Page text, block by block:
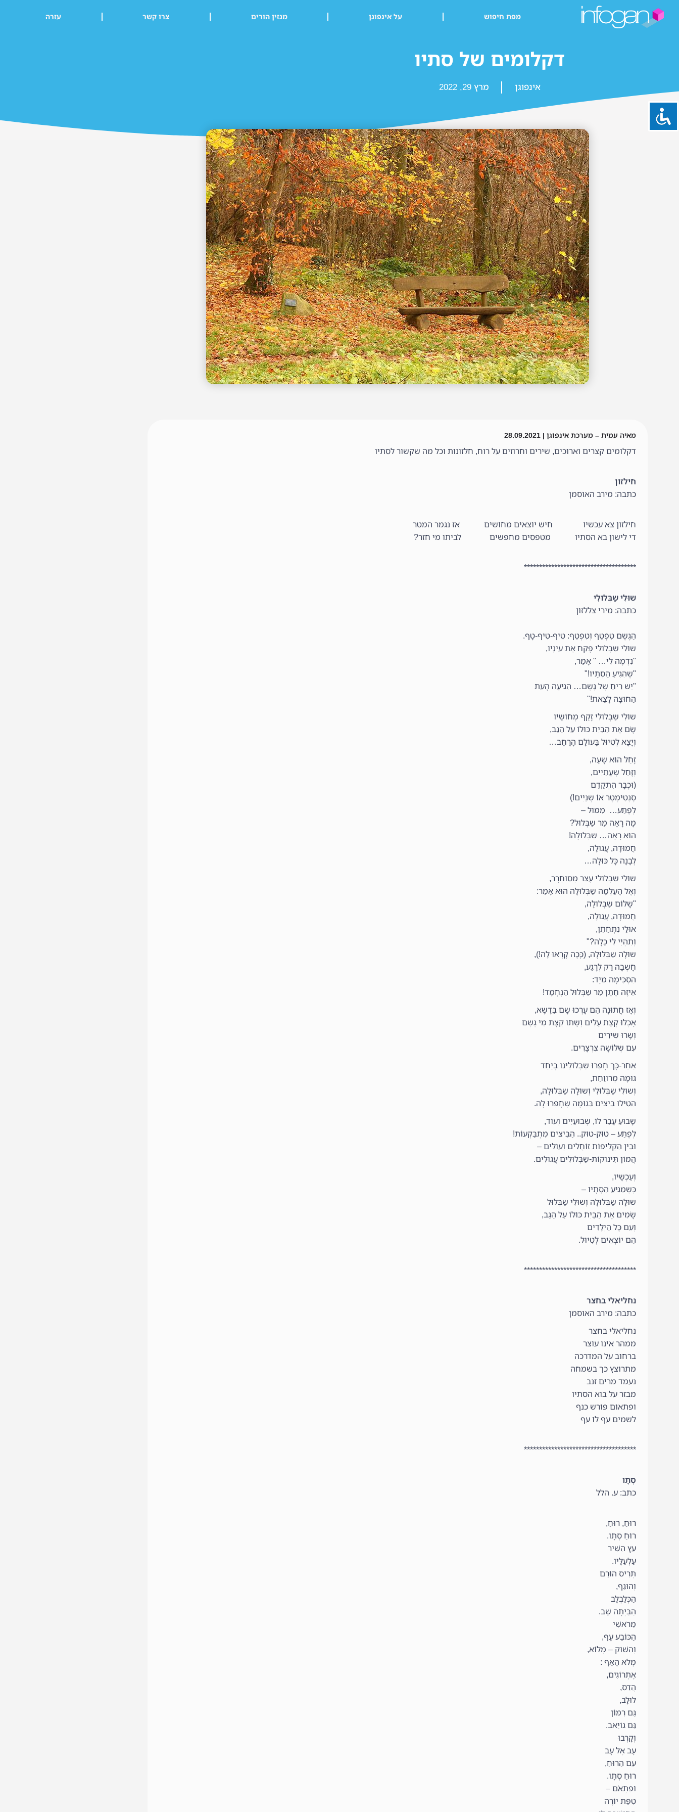
מפת חיפוש על אינפוגן מגזין הורים צרו קשר עזרה
דקלומים של סתיו
אינפוגן מרץ 29, 2022
מאיה עמית – מערכת אינפוגן | 28.09.2021
דקלומים קצרים וארוכים, שירים וחרוזים על רוח, חלזונות וכל מה שקשור לסתיו
חילזון
כתבה: מירב האוסמן
חילזון צא עכשיו חיש יוצאים מחושים אז נגמר המטר
די לישון בא הסתיו מטפסים מחפשים לביתו מי חזר?
*************************************
שוּלִי שַבְּלוּלִי
כתבה: מירי צללזון
הַגֶשֶם טִפְטֵף וְטִפְטֵף: טִיף-טִיף-טָף.
שוּלִי שַבְּלוּלִי פָּקַח אֶת עֵינָיו,
"נִדְמֶה לִי… " אָמַר,
"שֶהִגִיעַ הַסְתָיו!"
"יֵש רֵיחַ שֶל גֶשֶם… הִגִיעָה הָעֵת
הַחוּצָה לָצֵאת!"
שוּלִי שַבְּלוּלִי זָקַף מְחוֹשָיו
שָׂם אֶת הַבַּיִת כּוּלוֹ עַל הַגַב,
וְיָצָא לְטִיוּל בָּעוֹלָם הָרָחָב…
זָחַל הוּא שָעָה,
וְזָחַל שְעָתַיִים,
(וּכְבָר הִתְקַדֵם
סֶנְטִימֶטֶר אוֹ שְנַיִים!)
לְפֶתַע… מִמוּל –
מָה רָאָה מַר שַבְּלוּל?
הוּא רָאָה… שַבְּלוּלָה!
חֲמוּדָה, עֲגוּלָה,
לְבָנָה כָּל כּוּלָה…
שוּלִי שַבְּלוּלִי עָצַר מְסוּחְרָר,
וְאֶל הָעַלְמָה שַבְּלוּלָה הוּא אָמַר:
"שָלוֹם שַבְּלוּלָה,
חֲמוּדָה, עֲגוּלָה,
אוּלַי נִתְחַתֵן,
וְתִהְיִי לִי כַּלָה?"
שוּלָה שַבְּלוּלָה, (כָּכָה קָרְאוּ לָה!),
חָשְבָה רַק לְרֶגַע,
הִסְכִּימָה מִיָד:
אֵיזֶה חָתָן מַר שַבְּלוּל הַנֶחְמָד!
וְאָז חֲתוּנָה הֵם עָרְכוּ שָם בַּדֶשֶא,
אָכְלוּ קְצָת עָלִים וְשָתוּ קְצָת מֵי גֶשֶם
וְשָרוּ שִירִים
עִם שְלוֹשָה צִרְצָרִים.
אַחַר-כָּך חָפְרוּ שַבְּלוּלֵינוּ בְּיַחַד
גוּמָה מְרוּוַחַת,
וְשוּלִי שַבְּלוּלִי וְשוּלָה שַבְּלוּלָה,
הִטִילוּ בֵּיצִים בַּגוּמָה שֶחָפְרוּ לָה.
שָבוּעַ עָבַר לוֹ, שְבוּעַיִים וְעוֹד,
לְפֶתַע – טוּק-טוּק.. הַבֵּיצִים מִתְבַּקְעוֹת!
וּבֵין הַקְלִיפּוֹת זוֹחֲלִים וְעוֹלִים –
הֲמוֹן תִּינוֹקוֹת-שַבְּלוּלִים עֲגוּלִים.
וְעַכְשָיו,
כְּשֶמַגִיעַ הַסְתָיו –
שוּלָה שַבְּלוּלָה וְשוּלִי שַבְּלוּל
שָׂמִים אֶת הַבַּיִת כּוּלוֹ עַל הַגַב,
וְעִם כָּל הַיְלָדִים
הֵם יוֹצְאִים לְטִיוּל.
*************************************
נחליאלי בחצר
כתבה: מירב האוסמן
נחליאלי בחצר
ממהר אינו עוצר
ברחוב על המדרכה
מתרוצץ כך בשמחה
נעמד מרים זנב
מבזר על בוא הסתיו
ופתאום פורש כנף
לשמים עף לו עף
*************************************
סְתָו
כתב: ע. הלל
רוּחַ, רוּחַ,
רוּחַ סְתָו.
עֵץ הִשִּׁיר
עַלְעַלָּיו.
תְּרִיס הוּרַם
וְהוּגַף,
הַכְּלַבְלָב
הַבַּיְתָה שָׁב.
מֵרֹאשִׁי
הַכּוֹבַע עָף,
וְהַשׁוּק – מְלוֹא,
מְלֹא הָאַף :
אֶתְרוֹגִים,
הֲדַס,
לוּלָב,
גַּם רִמּוֹן
גַּם גוֹיַאב.
וְקָרְבוּ
עָב אֶל עָב
עִם הַרוּחַ,
רוּחַ סְתָו.
וּפִתְאֹם –
טִפַּת יוֹרֶה